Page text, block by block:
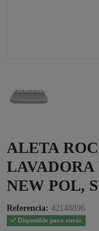
ALETA
LAVADORA
NEW POL,
Referencia: 42148896
Disponible para envío